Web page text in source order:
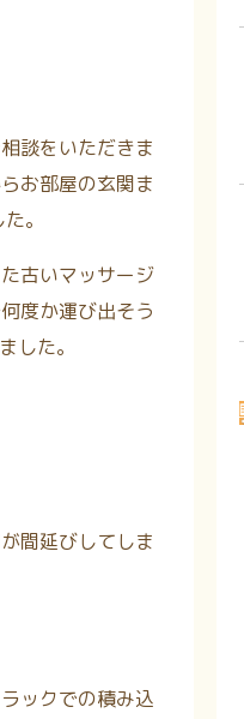
談をいただきま
お部屋の玄関ま
。
古いマッサージ
度か運び出そう
した。
間延びしてしま
ックでの積み込